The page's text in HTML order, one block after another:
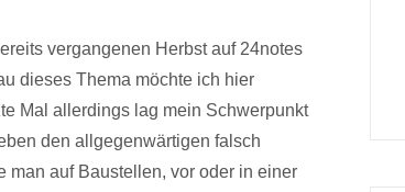
vergangenen Herbst auf 24notes
dieses Thema möchte ich hier
Mal allerdings lag mein Schwerpunkt
den allgegenwärtigen falsch
man auf Baustellen, vor oder in einer